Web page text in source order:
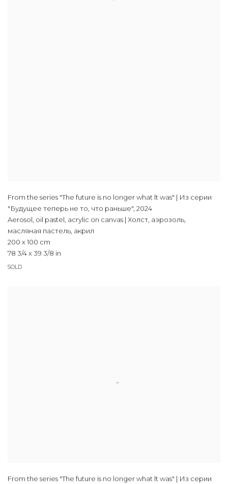
From the series "The future is no longer what lt was" | Из серии
"Будущее теперь не то, что раньше", 2024
Aerosol, oil pastel, acrylic on canvas | Холст, аэрозоль,
масляная пастель, акрил
200 x 100 cm
78 3/4 x 39 3/8 in
SOLD
From the series "The future is no longer what lt was" | Из серии